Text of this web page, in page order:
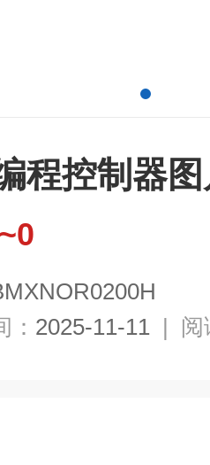
程控制器
2025-11-11 | 阅